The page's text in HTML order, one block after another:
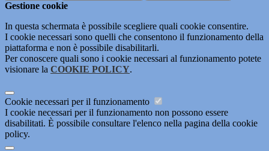
Gestione cookie
In questa schermata è possibile scegliere quali cookie consentire.
I cookie necessari sono quelli che consentono il funzionamento della
piattaforma e non è possibile disabilitarli.
Per conoscere quali sono i cookie necessari al funzionamento potete
visionare la COOKIE POLICY.
Cookie necessari per il funzionamento
I cookie necessari per il funzionamento non possono essere
disabilitati. È possibile consultare l'elenco nella pagina della cookie
policy.